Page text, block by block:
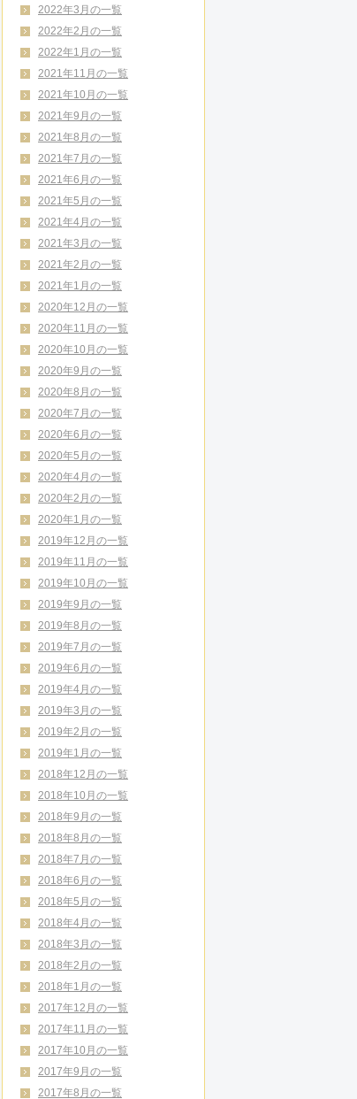
2022年3月の一覧
2022年2月の一覧
2022年1月の一覧
2021年11月の一覧
2021年10月の一覧
2021年9月の一覧
2021年8月の一覧
2021年7月の一覧
2021年6月の一覧
2021年5月の一覧
2021年4月の一覧
2021年3月の一覧
2021年2月の一覧
2021年1月の一覧
2020年12月の一覧
2020年11月の一覧
2020年10月の一覧
2020年9月の一覧
2020年8月の一覧
2020年7月の一覧
2020年6月の一覧
2020年5月の一覧
2020年4月の一覧
2020年2月の一覧
2020年1月の一覧
2019年12月の一覧
2019年11月の一覧
2019年10月の一覧
2019年9月の一覧
2019年8月の一覧
2019年7月の一覧
2019年6月の一覧
2019年4月の一覧
2019年3月の一覧
2019年2月の一覧
2019年1月の一覧
2018年12月の一覧
2018年10月の一覧
2018年9月の一覧
2018年8月の一覧
2018年7月の一覧
2018年6月の一覧
2018年5月の一覧
2018年4月の一覧
2018年3月の一覧
2018年2月の一覧
2018年1月の一覧
2017年12月の一覧
2017年11月の一覧
2017年10月の一覧
2017年9月の一覧
2017年8月の一覧